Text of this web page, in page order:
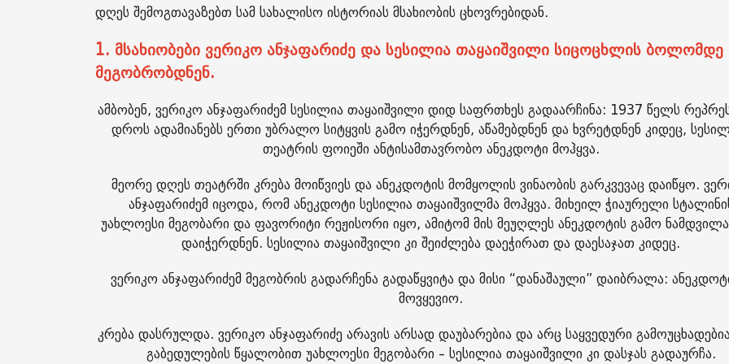
დღეს შემოგთავაზებთ სამ სახალისო ისტორიას მსახიობის ცხოვრებიდან.
1. მსახიობები ვერიკო ანჯაფარიძე და სესილია თაყაიშვილი სიცოცხლის ბოლომდე
მეგობრობდნენ.
ამბობენ, ვერიკო ანჯაფარიძემ სესილია თაყაიშვილი დიდ საფრთხეს გადაარჩინა: 1937 წელს
დროს ადამიანებს ერთი უბრალო სიტყვის გამო იჭერდნენ, აწამებდნენ და ხვრეტდნენ კიდეც,
თეატრის ფოიეში ანტისამთავრობო ანეკდოტი მოჰყვა.
მეორე დღეს თეატრში კრება მოიწვიეს და ანეკდოტის მომყოლის ვინაობის გარკვევაც დაიწყო.
ანჯაფარიძემ იცოდა, რომ ანეკდოტი სესილია თაყაიშვილმა მოჰყვა. მიხეილ ჭიაურელი
უახლოესი მეგობარი და ფავორიტი რეჟისორი იყო, ამიტომ მის მეუღლეს ანეკდოტის გამო
დაიჭერდნენ. სესილია თაყაიშვილი კი შეიძლება დაეჭირათ და დაესაჯათ კიდეც.
ვერიკო ანჯაფარიძემ მეგობრის გადარჩენა გადაწყვიტა და მისი “დანაშაული” დაიბრალა:
მოვყევიო.
კრება დასრულდა. ვერიკო ანჯაფარიძე არავის არსად დაუბარებია და არც საყვედური
გაბედულების წყალობით უახლოესი მეგობარი – სესილია თაყაიშვილი კი დასჯას გადაურჩა.